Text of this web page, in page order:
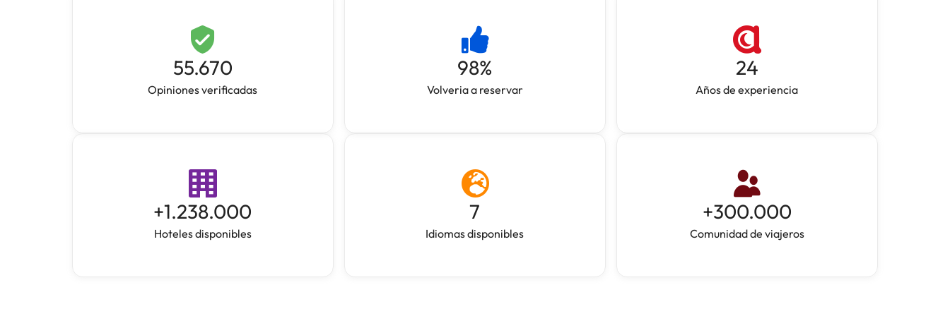
55.670
Opiniones verificadas
98%
Volveria a reservar
24
Años de experiencia
+1.238.000
Hoteles disponibles
7
Idiomas disponibles
+300.000
Comunidad de viajeros